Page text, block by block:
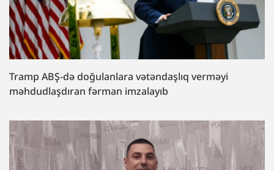
Tramp ABŞ-də doğulanlara vətəndaşlıq verməyi
məhdudlaşdıran fərman imzalayıb